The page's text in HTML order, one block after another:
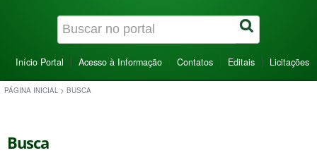
Início Portal Acesso à Informação Contatos Editais Licitações
PÁGINA INICIAL > BUSCA
Busca